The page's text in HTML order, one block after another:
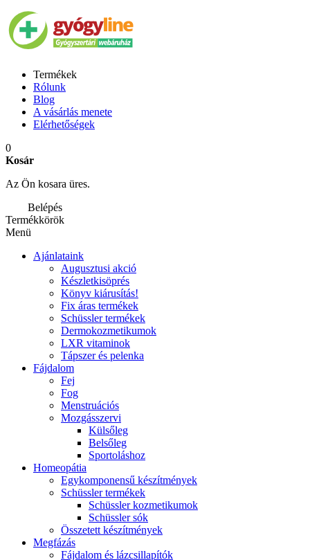
Termékek
Rólunk
Blog
A vásárlás menete
Elérhetőségek
0
Kosár
Az Ön kosara üres.
Belépés
Termékkörök
Menü
Ajánlataink
Augusztusi akció
Készletkisöprés
Könyv kiárusítás!
Fix áras termékek
Schüssler termékek
Dermokozmetikumok
LXR vitaminok
Tápszer és pelenka
Fájdalom
Fej
Fog
Menstruációs
Mozgásszervi
Külsőleg
Belsőleg
Sportoláshoz
Homeopátia
Egykomponensű készítmények
Schüssler termékek
Schüssler kozmetikumok
Schüssler sók
Összetett készítmények
Megfázás
Fájdalom és lázcsillapítók